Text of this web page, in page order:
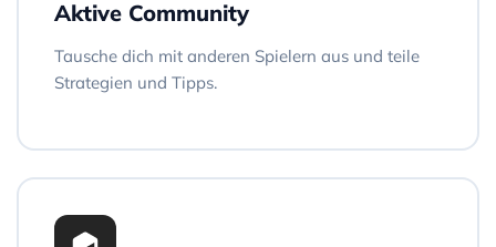
Aktive Community
Tausche dich mit anderen Spielern aus und teile
Strategien und Tipps.